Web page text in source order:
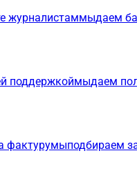
журналистаммыдаем
поддержкоймыдаем
фактурумыподбираем